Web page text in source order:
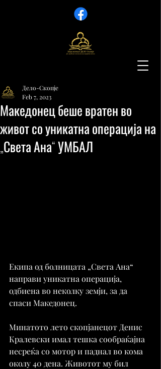
Македонец беше вратен во
живот со уникатна операција на
„Света Ана“ УМБАЛ
Дело-Скопје
Feb 7, 2023
Екипа од болницата „Света Ана“
направи уникатна операција,
одбиена во неколку земји, за да
спаси Македонец.
Минатото лето скопјанецот Денис
Кралевски имал тешка сообраќајна
несреќа со мотор и паднал во кома
околу 40 дена. Животот му бил